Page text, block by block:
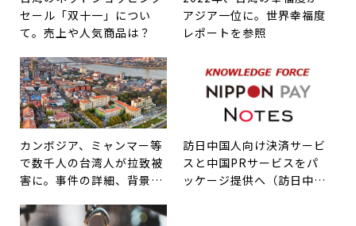
セール「双十一」につい
て。売上や人気商品は？
アジア一位に。世界幸福度
レポートを参照
カンボジア、ミャンマー等
で数千人の台湾人が拉致被
害に。事件の詳細、背景、
訪日中国人向け決済サービ
スと中国PRサービスをパ
ッケージ提供へ（訪日中国